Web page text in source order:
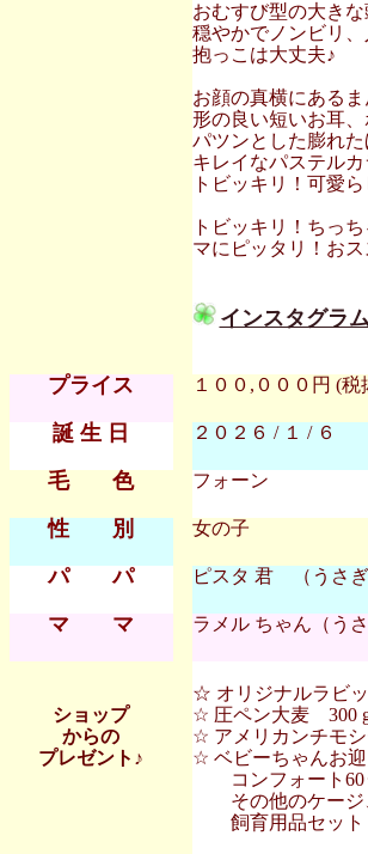
おむすび型の大きな
穏やかでノンビリ、
抱っこは大丈夫♪
お顔の真横にある
形の良い短いお耳
パツンとした膨れ
キレイなパステル
トビッキリ！可愛
トビッキリ！ちっ
マにピッタリ！お
インスタグラ
プライス １００,０００円 (税
誕 生 日 ２０２６ / １ / ６
毛 色 フォーン
性 別 女の子
パ パ ピスタ 君 （うさぎ
マ マ ラメル ちゃん（う
ショップ
からの
プレゼント♪
☆ オリジナルラビ
☆ 圧ペン大麦 300
☆ アメリカンチモ
☆ ベビーちゃんお
コンフォート60
その他のケージ
飼育用品セット